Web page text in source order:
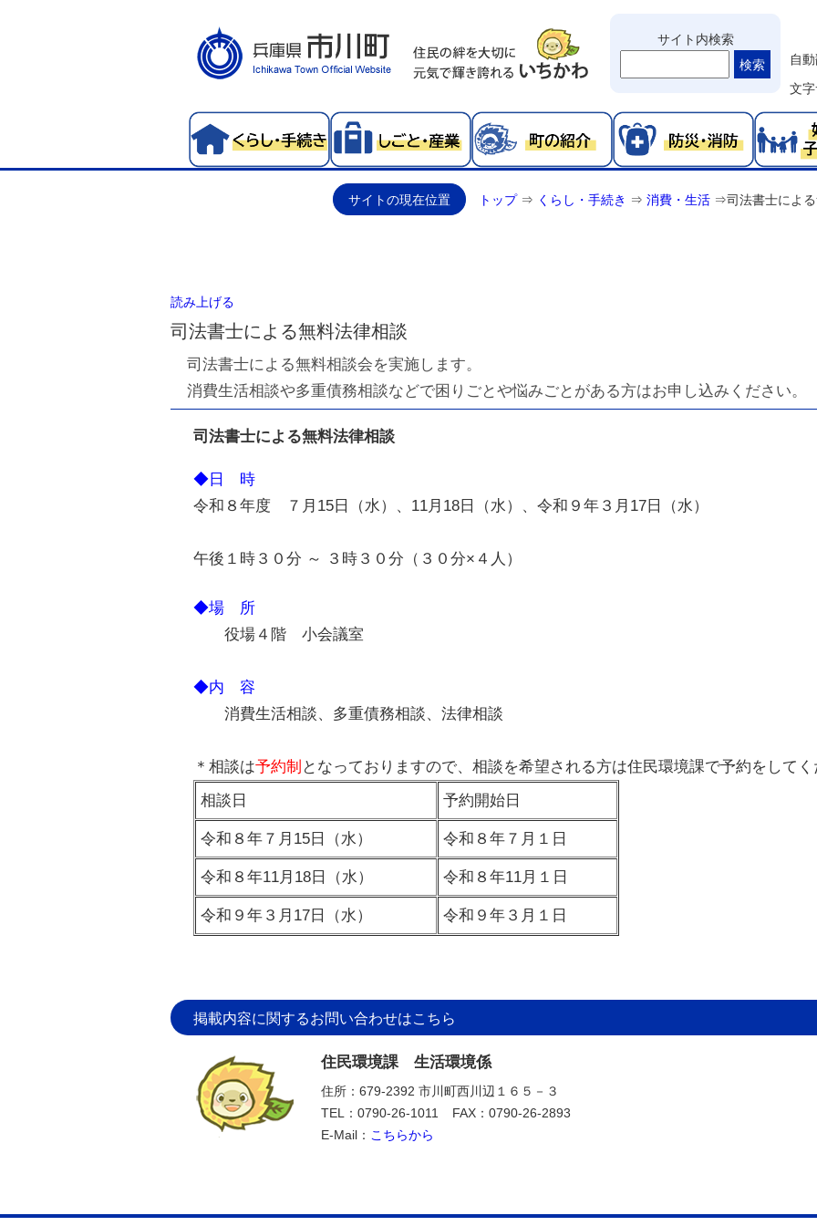
サイト内検索
検索
自
文
サイトの現在位置 トップ⇒ くらし・手続き ⇒ 消費・生活 ⇒司法書士によ
読み上げる
司法書士による無料法律相談
司法書士による無料相談会を実施します。
消費生活相談や多重債務相談などで困りごとや悩みごとがある方はお申し込みください。
司法書士による無料法律相談
◆日 時
令和８年度 ７月15日（水）、11月18日（水）、令和９年３月17日（水）
午後１時３０分 ～ ３時３０分（３０分×４人）
◆場 所
役場４階 小会議室
◆内 容
消費生活相談、多重債務相談、法律相談
＊相談は予約制 となっておりますので、相談を希望される方は住民環境課で予約をして
相談日
予約開始日
令和８年７月15日（水） 令和８年７月１日
令和８年11月18日（水） 令和８年11月１日
令和９年３月17日（水） 令和９年３月１日
掲載内容に関するお問い合わせはこちら
住民環境課 生活環境係
住所：679-2392 市川町西川辺１６５－３
TEL：0790-26-1011
FAX：0790-26-2893
E-Mail： こちらから